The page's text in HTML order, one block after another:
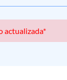
actualizada*